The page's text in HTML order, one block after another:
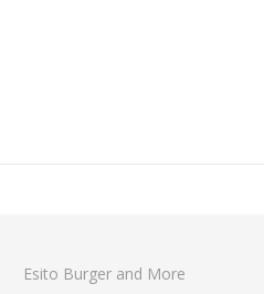
Esito Burger and More